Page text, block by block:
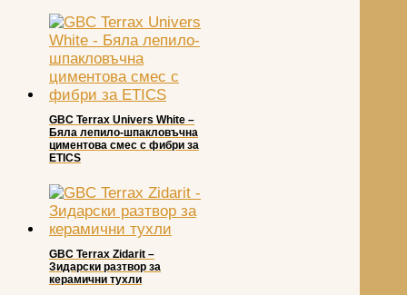
GBC Terrax Univers White –
Бяла лепило-шпакловъчна
циментова смес с фибри за
ETICS
GBC Terrax Zidarit –
Зидарски разтвор за
керамични тухли